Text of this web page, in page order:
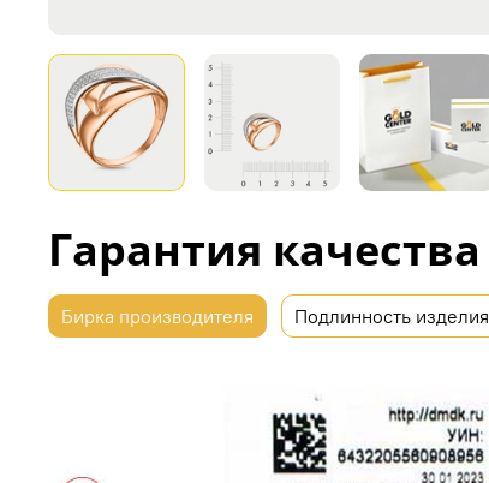
Гарантия качества
Бирка производителя Подлинность изделия